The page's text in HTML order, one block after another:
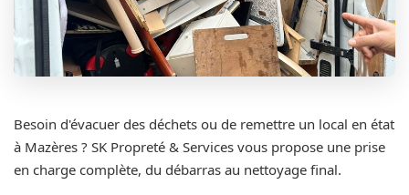
Besoin d'évacuer des déchets ou de remettre un local en état
à Mazères ? SK Propreté & Services vous propose une prise
en charge complète, du débarras au nettoyage final.